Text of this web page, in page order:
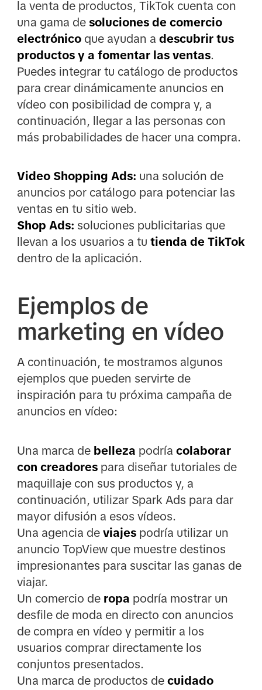
la venta de productos, TikTok cuenta con
una gama de soluciones de comercio
electrónicoque ayudan a descubrir tus
productos y a fomentar las ventas.
Puedes integrar tu catálogo de productos
para crear dinámicamente anuncios en
vídeo con posibilidad de compra y, a
continuación, llegar a las personas con
más probabilidades de hacer una compra.
Video Shopping Ads: una solución de
anuncios por catálogo para potenciar las
ventas en tu sitio web.
Shop Ads: soluciones publicitarias que
llevan a los usuarios a tu tienda de TikTok
dentro de la aplicación.
Ejemplos de
marketing en vídeo
A continuación, te mostramos algunos
ejemplos que pueden servirte de
inspiración para tu próxima campaña de
anuncios en vídeo:
Una marca de belleza podría colaborar
con creadores para diseñar tutoriales de
maquillaje con sus productos y, a
continuación, utilizar Spark Ads para dar
mayor difusión a esos vídeos.
Una agencia de viajespodría utilizar un
anuncio TopView que muestre destinos
impresionantes para suscitar las ganas de
viajar.
Un comercio de ropa podría mostrar un
desfile de moda en directo con anuncios
de compra en vídeo y permitir a los
usuarios comprar directamente los
conjuntos presentados.
Una marca de productos de cuidado